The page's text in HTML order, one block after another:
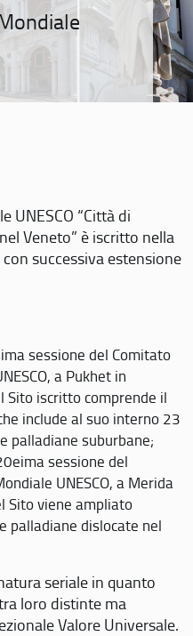
UNESCO “Città di
Veneto” è iscritto nella
successiva estensione
sessione del Comitato
a Pukhet in
Sito iscritto comprende il
include al suo interno 23
palladiane suburbane;
sessione del
UNESCO, a Merida
Sito viene ampliato
palladiane dislocate nel
seriale in quanto
loro distinte ma
Valore Universale.